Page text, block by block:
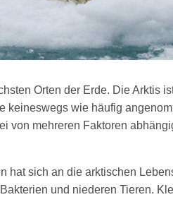
Orten der Erde. Die Arktis
keineswegs wie häufig
von mehreren Faktoren
hat sich an die arktischen
und niederen Tieren.